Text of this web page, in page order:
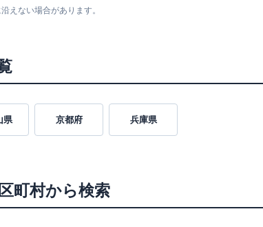
えない場合があります。
県 京都府 兵庫県
町村から検索